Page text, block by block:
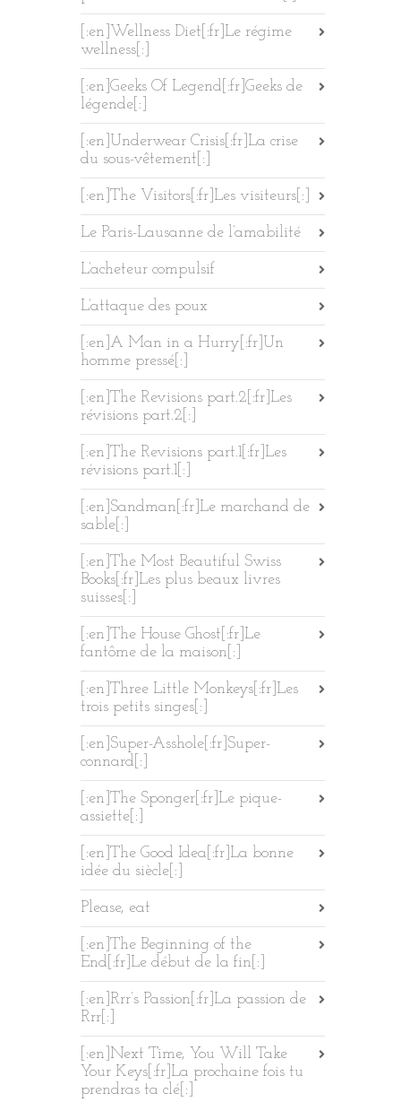
[:en]Wellness Diet[:fr]Le régime
wellness[:]
[:en]Geeks Of Legend[:fr]Geeks de
légende[:]
[:en]Underwear Crisis[:fr]La crise
du sous-vêtement[:]
[:en]The Visitors[:fr]Les visiteurs[:]
Le Paris-Lausanne de l’amabilité
L’acheteur compulsif
L’attaque des poux
[:en]A Man in a Hurry[:fr]Un
homme pressé[:]
[:en]The Revisions part.2[:fr]Les
révisions part.2[:]
[:en]The Revisions part.1[:fr]Les
révisions part.1[:]
[:en]Sandman[:fr]Le marchand de
sable[:]
[:en]The Most Beautiful Swiss
Books[:fr]Les plus beaux livres
suisses[:]
[:en]The House Ghost[:fr]Le
fantôme de la maison[:]
[:en]Three Little Monkeys[:fr]Les
trois petits singes[:]
[:en]Super-Asshole[:fr]Super-
connard[:]
[:en]The Sponger[:fr]Le pique-
assiette[:]
[:en]The Good Idea[:fr]La bonne
idée du siècle[:]
Please, eat
[:en]The Beginning of the
End[:fr]Le début de la fin[:]
[:en]Rrr’s Passion[:fr]La passion de
Rrr[:]
[:en]Next Time, You Will Take
Your Keys[:fr]La prochaine fois tu
prendras ta clé[:]